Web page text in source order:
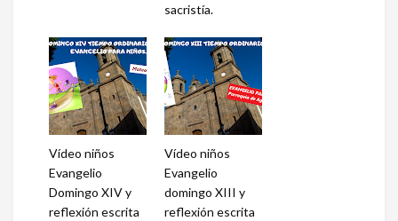
sacristía.
Vídeo niños
Evangelio
Domingo XIV y
reflexión escrita
Vídeo niños
Evangelio
domingo XIII y
reflexión escrita